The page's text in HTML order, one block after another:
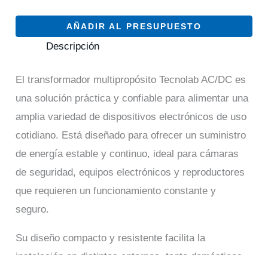
AÑADIR AL PRESUPUESTO
Descripción
El transformador multipropósito Tecnolab AC/DC es
una solución práctica y confiable para alimentar una
amplia variedad de dispositivos electrónicos de uso
cotidiano. Está diseñado para ofrecer un suministro
de energía estable y continuo, ideal para cámaras
de seguridad, equipos electrónicos y reproductores
que requieren un funcionamiento constante y
seguro.
Su diseño compacto y resistente facilita la